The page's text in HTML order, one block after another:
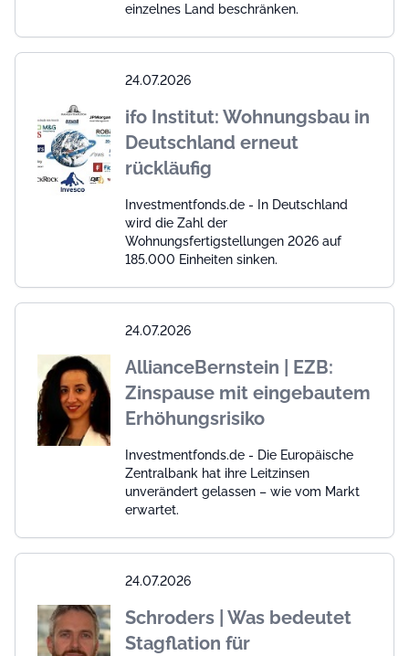
einzelnes Land beschränken.
24.07.2026
ifo Institut: Wohnungsbau in
Deutschland erneut
rückläufig
Investmentfonds.de - In Deutschland
wird die Zahl der
Wohnungsfertigstellungen 2026 auf
185.000 Einheiten sinken.
24.07.2026
AllianceBernstein | EZB:
Zinspause mit eingebautem
Erhöhungsrisiko
Investmentfonds.de - Die Europäische
Zentralbank hat ihre Leitzinsen
unverändert gelassen – wie vom Markt
erwartet.
24.07.2026
Schroders | Was bedeutet
Stagflation für